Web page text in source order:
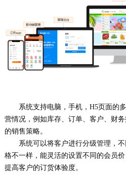
系统支持电脑，手机，H5页面的多
营情况，例如库存、订单、客户、财
的销售策略。
系统可以将客户进行分级管理，不
格不一样，能灵活的设置不同的会员
提高客户的订货体验度。